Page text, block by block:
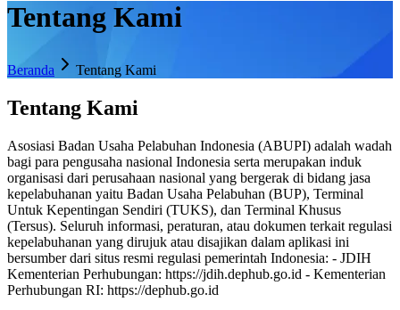
Tentang Kami
Beranda Tentang Kami
Tentang Kami
Asosiasi Badan Usaha Pelabuhan Indonesia (ABUPI) adalah wadah
bagi para pengusaha nasional Indonesia serta merupakan induk
organisasi dari perusahaan nasional yang bergerak di bidang jasa
kepelabuhanan yaitu Badan Usaha Pelabuhan (BUP), Terminal
Untuk Kepentingan Sendiri (TUKS), dan Terminal Khusus
(Tersus). Seluruh informasi, peraturan, atau dokumen terkait regulasi
kepelabuhanan yang dirujuk atau disajikan dalam aplikasi ini
bersumber dari situs resmi regulasi pemerintah Indonesia: - JDIH
Kementerian Perhubungan: https://jdih.dephub.go.id - Kementerian
Perhubungan RI: https://dephub.go.id